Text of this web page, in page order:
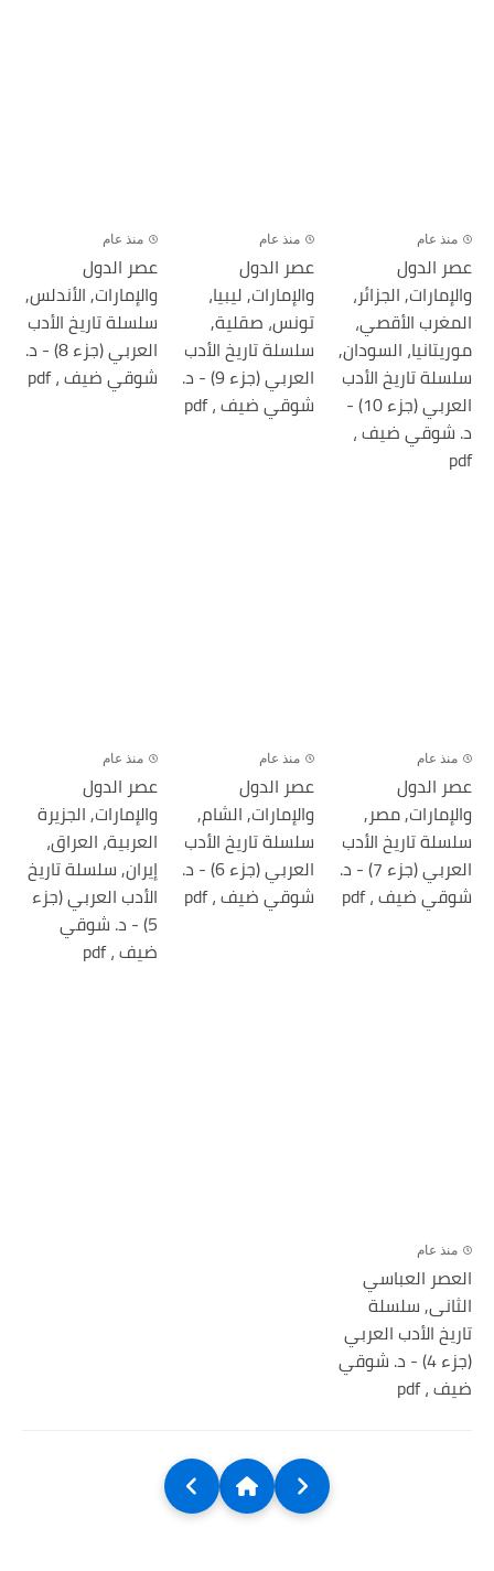
منذ عام
عصر الدول
والإمارات, الجزائر،
المغرب الأقصي،
موريتانيا، السودان,
سلسلة تاريخ الأدب
العربي (جزء 10) -
د. شوقي ضيف ،
pdf
منذ عام
عصر الدول
والإمارات, ليبيا،
تونس، صقلية,
سلسلة تاريخ الأدب
العربي (جزء 9) - د.
شوقي ضيف ، pdf
منذ عام
عصر الدول
والإمارات, الأندلس,
سلسلة تاريخ الأدب
العربي (جزء 8) - د.
شوقي ضيف ، pdf
منذ عام
عصر الدول
والإمارات, مصر,
سلسلة تاريخ الأدب
العربي (جزء 7) - د.
شوقي ضيف ، pdf
منذ عام
عصر الدول
والإمارات, الشام,
سلسلة تاريخ الأدب
العربي (جزء 6) - د.
شوقي ضيف ، pdf
منذ عام
عصر الدول
والإمارات, الجزيرة
العربية، العراق،
إيران, سلسلة تاريخ
الأدب العربي (جزء
5) - د. شوقي
ضيف ، pdf
منذ عام
العصر العباسي
الثانى, سلسلة
تاريخ الأدب العربي
(جزء 4) - د. شوقي
ضيف ، pdf